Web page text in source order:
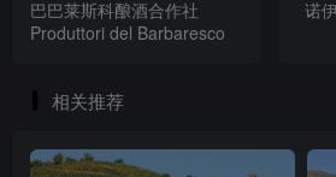
巴巴莱斯科酿酒合作社
Produttori del Barbaresco
诺
相关推荐